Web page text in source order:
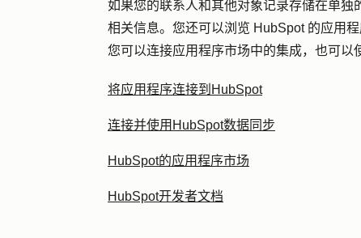
如果您的联系人和其他对象记录存储在单
相关信息。您还可以浏览 HubSpot 的应用
您可以连接应用程序市场中的集成，也可以
将应用程序连接到HubSpot
连接并使用HubSpot数据同步
HubSpot的应用程序市场
HubSpot开发者文档